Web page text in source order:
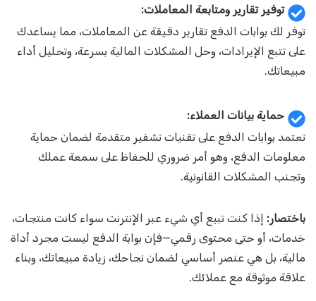
توفير تقارير ومتابعة المعاملات:
توفر لك بوابات الدفع تقارير دقيقة عن المعاملات، مما يساعدك
على تتبع الإيرادات، وحل المشكلات المالية بسرعة، وتحليل أداء
مبيعاتك.
حماية بيانات العملاء:
تعتمد بوابات الدفع على تقنيات تشفير متقدمة لضمان حماية
معلومات الدفع، وهو أمر ضروري للحفاظ على سمعة عملك
وتجنب المشكلات القانونية.
باختصار: إذا كنت تبيع أي شيء عبر الإنترنت سواء كانت منتجات،
خدمات، أو حتى محتوى رقمي—فإن بوابة الدفع ليست مجرد أداة
مالية، بل هي عنصر أساسي لضمان نجاحك، زيادة مبيعاتك، وبناء
علاقة موثوقة مع عملائك.